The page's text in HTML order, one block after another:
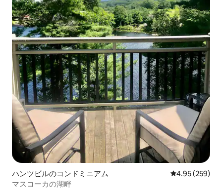
ハンツビルのコンドミニアム レビュー259
4.95 (259)
マスコーカの湖畔